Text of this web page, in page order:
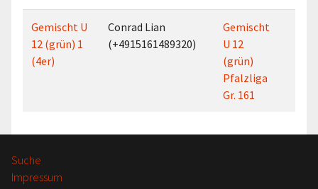
Gemischt U
12 (grün) 1
(4er)
Conrad Lian
(+4915161489320)
Gemischt
U 12
(grün)
Pfalzliga
Gr. 161
Suche
Impressum